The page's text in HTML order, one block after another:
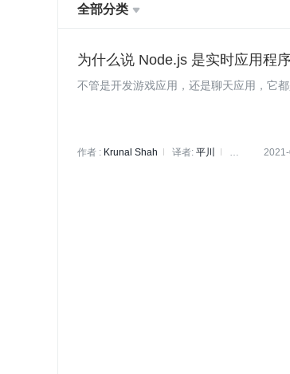
全部分类 
为什么说 Node.js 是实时应用程
不管是开发游戏应用，还是聊天应用，它都
作者 : Krunal Shah 译者: 平川
策